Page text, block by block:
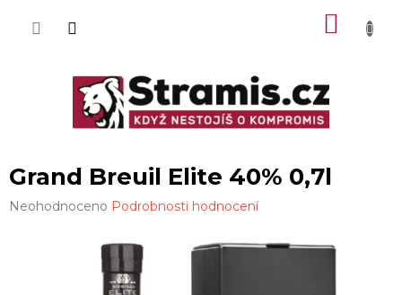
Grand Breuil Elite 40% 0,7l
Průměrné
Neohodnoceno Podrobnosti hodnocení